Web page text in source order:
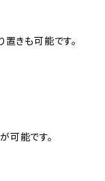
置きも可能です。
可能です。